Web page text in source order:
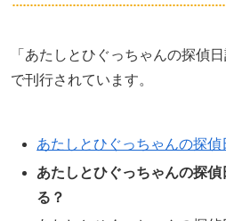
「あたしとひぐっちゃんの探偵
で刊行されています。
あたしとひぐっちゃんの探
あたしとひぐっちゃんの探
る？